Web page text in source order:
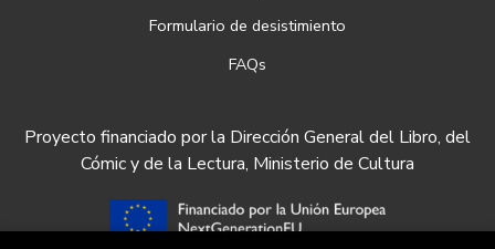
Formulario de desistimiento
FAQs
Proyecto financiado por la Dirección General del Libro, del
Cómic y de la Lectura, Ministerio de Cultura